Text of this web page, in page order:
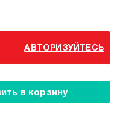
АВТОРИЗУЙТЕСЬ
в корзину